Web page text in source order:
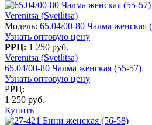
Verenitsa (Svetlitsa)
Модель: 65.04/00-80 Чалма женская
Узнать оптовую цену
РРЦ: 1 250 руб.
Verenitsa (Svetlitsa)
65.04/00-80 Чалма женская (55-57)
Узнать оптовую цену
РРЦ:
1 250 руб.
Купить